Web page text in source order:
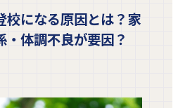
校になる原因とは？家
・体調不良が要因？